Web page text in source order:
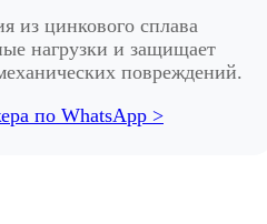
из цинкового сплава
нагрузки и защищает
повреждений.
по WhatsApp >